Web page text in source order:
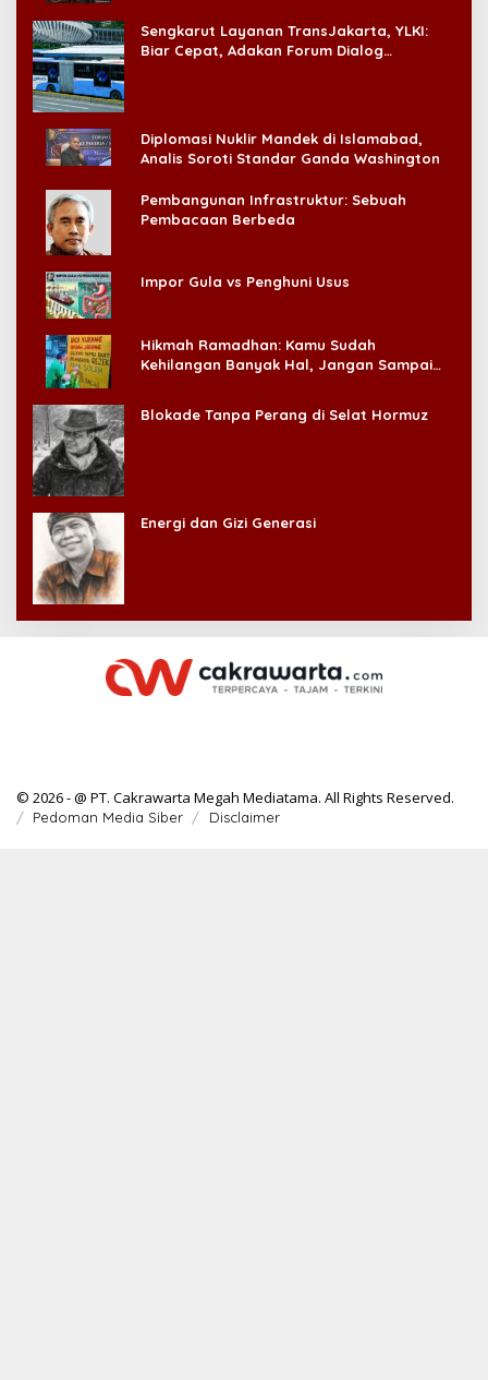
Sengkarut Layanan TransJakarta, YLKI:
Biar Cepat, Adakan Forum Dialog
Diplomasi Nuklir Mandek di Islamabad,
Analis Soroti Standar Ganda Washington
Pembangunan Infrastruktur: Sebuah
Pembacaan Berbeda
Impor Gula vs Penghuni Usus
Hikmah Ramadhan: Kamu Sudah
Kehilangan Banyak Hal, Jangan Sampai
Blokade Tanpa Perang di Selat Hormuz
Energi dan Gizi Generasi
© 2026 - @ PT. Cakrawarta Megah Mediatama. All Rights Reserved.
Pedoman Media Siber Disclaimer